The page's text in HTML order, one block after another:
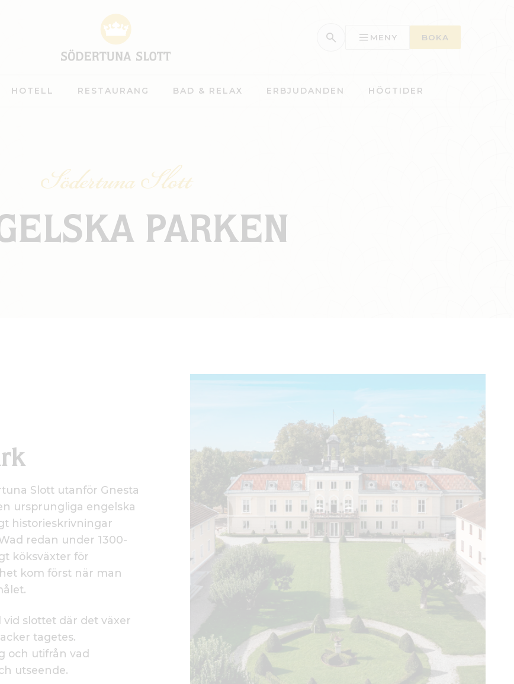
MENY BOKA
HOTELL RESTAURANG BAD & RELAX ERBJUDANDEN HÖGTIDER
Södertuna Slott
PARKEN
Slott utanför Gnesta
ursprungliga engelska
historieskrivningar
redan under 1300-
köksväxter för
kom först när man
slottet där det växer
tagetes.
och utifrån vad
utseende.